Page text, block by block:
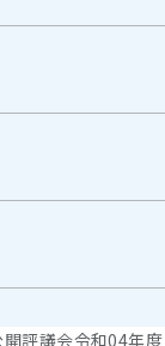
開評議会令和04年度